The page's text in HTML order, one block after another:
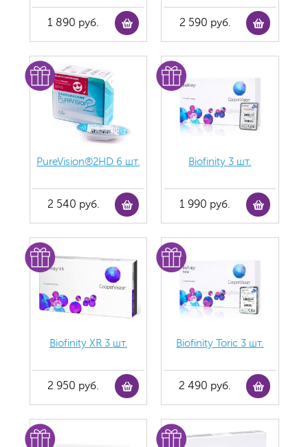
1 890 руб. 2 590 руб.
PureVision®2HD 6 шт.
2 540 руб.
Biofinity 3 шт.
1 990 руб.
Biofinity ХR 3 шт.
2 950 руб.
Biofinity Toric 3 шт.
2 490 руб.